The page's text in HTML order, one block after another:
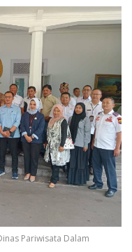
Pariwisata Dalam